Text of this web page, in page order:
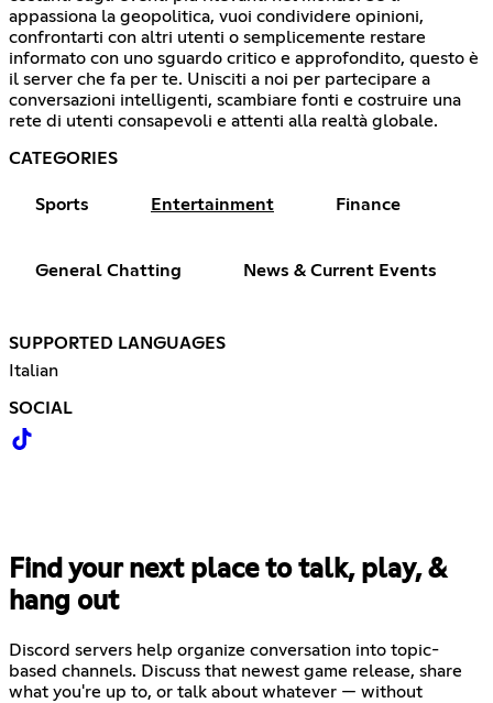
appassiona la geopolitica, vuoi condividere opinioni,
confrontarti con altri utenti o semplicemente restare
informato con uno sguardo critico e approfondito, questo è
il server che fa per te. Unisciti a noi per partecipare a
conversazioni intelligenti, scambiare fonti e costruire una
rete di utenti consapevoli e attenti alla realtà globale.
CATEGORIES
Sports Entertainment Finance
General Chatting News & Current Events
SUPPORTED LANGUAGES
Italian
SOCIAL
Find your next place to talk, play, &
hang out
Discord servers help organize conversation into topic-
based channels. Discuss that newest game release, share
what you're up to, or talk about whatever — without